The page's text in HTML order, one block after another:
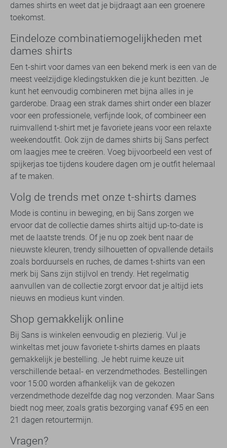
dames shirts en weet dat je bijdraagt aan een groenere
toekomst.
Eindeloze combinatiemogelijkheden met
dames shirts
Een t-shirt voor dames van een bekend merk is een van de
meest veelzijdige kledingstukken die je kunt bezitten. Je
kunt het eenvoudig combineren met bijna alles in je
garderobe. Draag een strak dames shirt onder een blazer
voor een professionele, verfijnde look, of combineer een
ruimvallend t-shirt met je favoriete jeans voor een relaxte
weekendoutfit. Ook zijn de dames shirts bij Sans perfect
om laagjes mee te creëren. Voeg bijvoorbeeld een vest of
spijkerjas toe tijdens koudere dagen om je outfit helemaal
af te maken.
Volg de trends met onze t-shirts dames
Mode is continu in beweging, en bij Sans zorgen we
ervoor dat de collectie dames shirts altijd up-to-date is
met de laatste trends. Of je nu op zoek bent naar de
nieuwste kleuren, trendy silhouetten of opvallende details
zoals borduursels en ruches, de dames t-shirts van een
merk bij Sans zijn stijlvol en trendy. Het regelmatig
aanvullen van de collectie zorgt ervoor dat je altijd iets
nieuws en modieus kunt vinden.
Shop gemakkelijk online
Bij Sans is winkelen eenvoudig en plezierig. Vul je
winkeltas met jouw favoriete t-shirts dames en plaats
gemakkelijk je bestelling. Je hebt ruime keuze uit
verschillende betaal- en verzendmethodes. Bestellingen
voor 15:00 worden afhankelijk van de gekozen
verzendmethode dezelfde dag nog verzonden. Maar Sans
biedt nog meer, zoals gratis bezorging vanaf €95 en een
21 dagen retourtermijn.
Vragen?